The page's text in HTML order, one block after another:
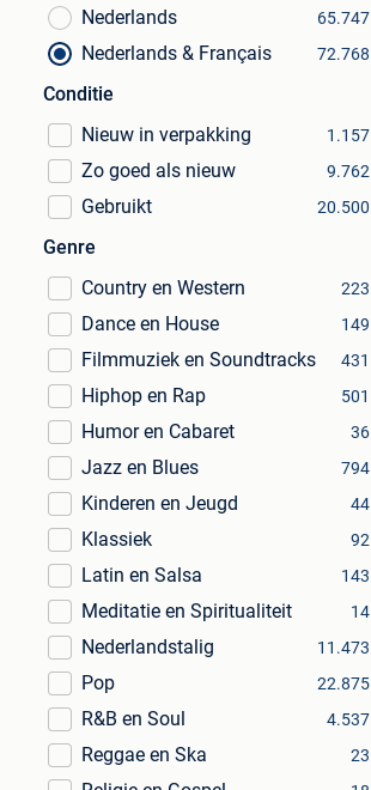
Nederlands 65.747
Nederlands & Français 72.768
Conditie
Nieuw in verpakking
1.157
Zo goed als nieuw 9.762
Gebruikt 20.500
Genre
Country en Western
223
Dance en House 149
Filmmuziek en Soundtracks 431
Hiphop en Rap 501
Humor en Cabaret 36
Jazz en Blues 794
Kinderen en Jeugd 44
Klassiek 92
Latin en Salsa 143
Meditatie en Spiritualiteit 14
Nederlandstalig 11.473
Pop 22.875
R&B en Soul 4.537
Reggae en Ska 23